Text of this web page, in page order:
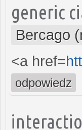
generic
Bercago
<a href=
odpowiedz